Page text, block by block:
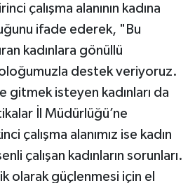
çalışma alanının kadına
ifade ederek, "Bu
kadınlara gönüllü
destek veriyoruz.
gitmek isteyen kadınları da
İl Müdürlüğü’ne
çalışma alanımız ise kadın
çalışan kadınların sorunları.
olarak güçlenmesi için el